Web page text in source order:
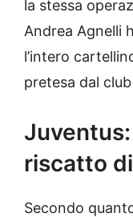
la stessa
Andrea Agnelli
l’intero
pretesa dal
riscatto
Secondo